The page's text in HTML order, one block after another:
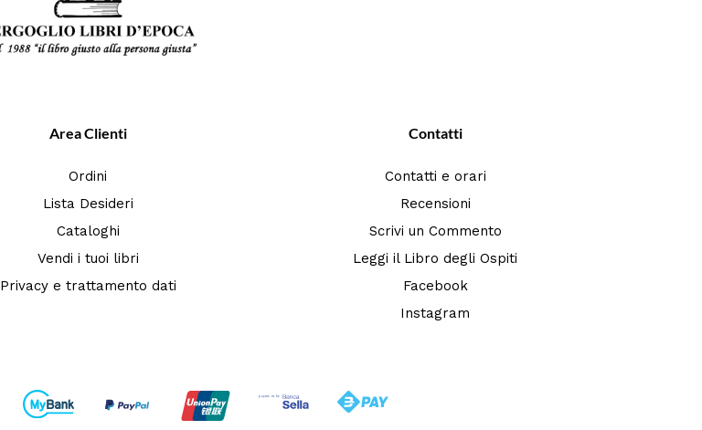
Area Clienti
Ordini
Lista Desideri
Cataloghi
Vendi i tuoi libri
Privacy e trattamento dati
Contatti
Contatti e orari
Recensioni
Scrivi un Commento
Leggi il Libro degli Ospiti
Facebook
Instagram